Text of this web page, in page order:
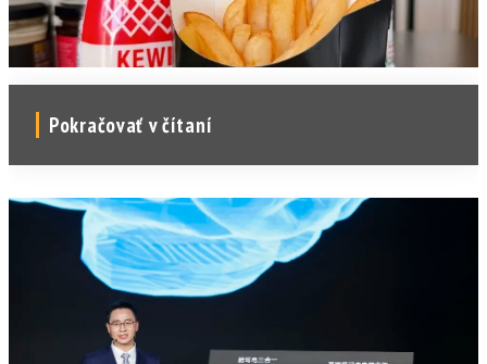
Pokračovať v čítaní